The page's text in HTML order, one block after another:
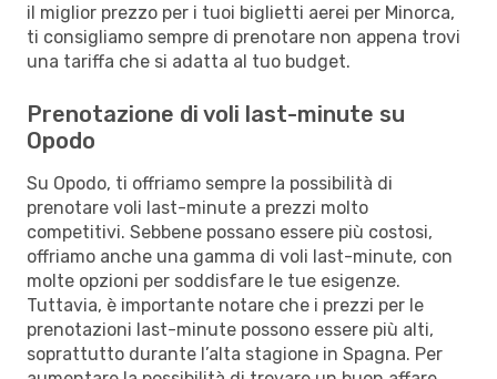
il miglior prezzo per i tuoi biglietti aerei per Minorca,
ti consigliamo sempre di prenotare non appena trovi
una tariffa che si adatta al tuo budget.
Prenotazione di voli last-minute su
Opodo
Su Opodo, ti offriamo sempre la possibilità di
prenotare voli last-minute a prezzi molto
competitivi. Sebbene possano essere più costosi,
offriamo anche una gamma di voli last-minute, con
molte opzioni per soddisfare le tue esigenze.
Tuttavia, è importante notare che i prezzi per le
prenotazioni last-minute possono essere più alti,
soprattutto durante l’alta stagione in Spagna. Per